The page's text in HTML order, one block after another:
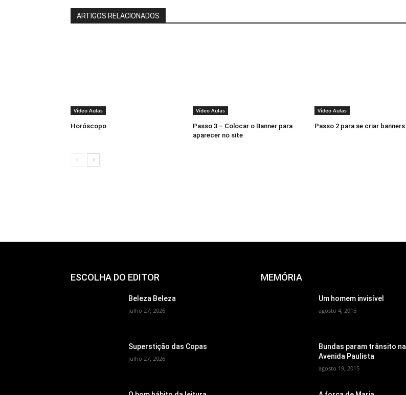
ARTIGOS RELACIONADOS
Vídeo Aulas
Horóscopo
Vídeo Aulas
Passo 3 – Colocar o Banner para
aparecer no site
Vídeo Aulas
Passo 2 para se criar banners
ESCOLHA DO EDITOR
Beleza Beleza
julho 27, 2026
Superstição das Copas
julho 27, 2026
MEMÓRIA
Um homem invisível
agosto 4, 2015
Bundas param trânsito na
Avenida Paulista
agosto 19, 2015